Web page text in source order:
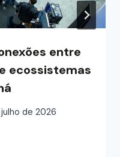
entre
ecossistemas
julho de 2026